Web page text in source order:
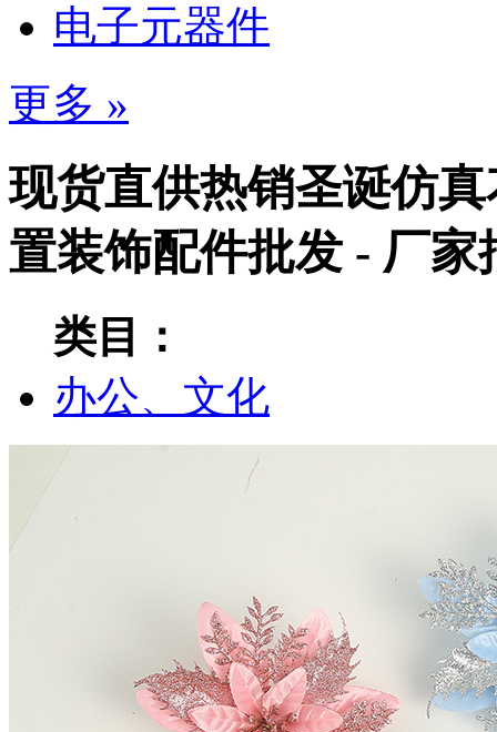
电子元器件
更多 »
现货直供热销圣诞仿
置装饰配件批发 - 厂家
类目：
办公、文化